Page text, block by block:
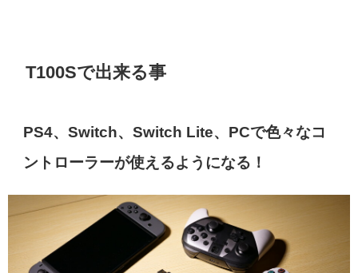
T100Sで出来る事
PS4、Switch、Switch Lite、PCで色々なコ
ントローラーが使えるようになる！